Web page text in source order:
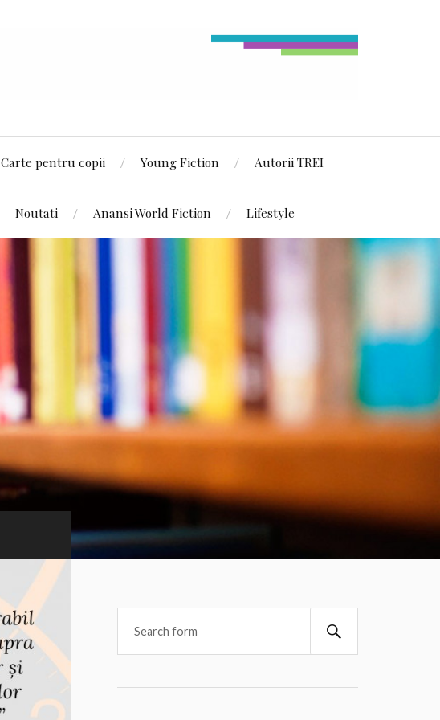
Carte pentru copii Young Fiction Autorii TREI
Noutati Anansi World Fiction Lifestyle